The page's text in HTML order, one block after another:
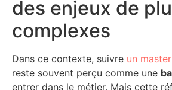
des enjeux de
complexes
Dans ce contexte, suivre un
reste souvent perçu comme une
entrer dans le métier. Mais cette